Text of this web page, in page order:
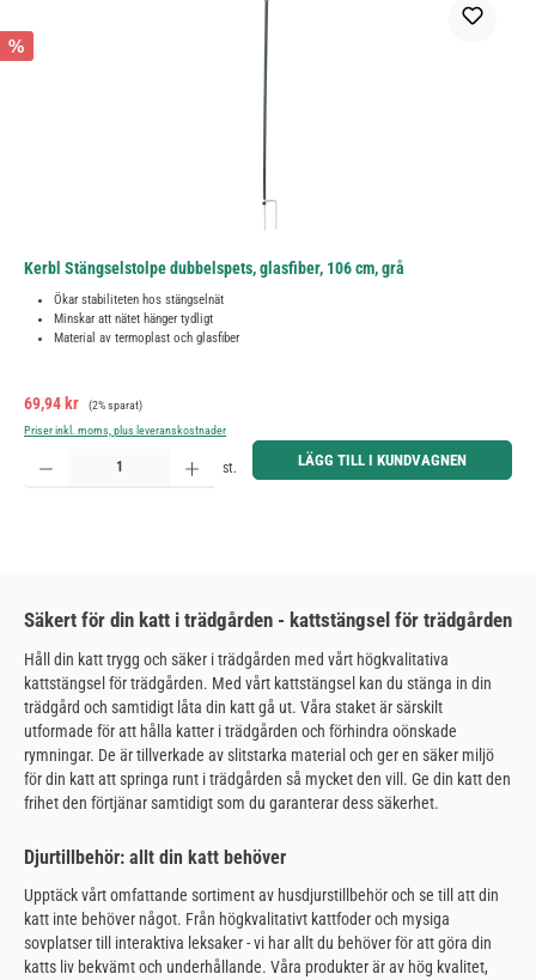
%
Kerbl Stängselstolpe dubbelspets, glasfiber, 106 cm, grå
Ökar stabiliteten hos stängselnät
Minskar att nätet hänger tydligt
Material av termoplast och glasfiber
Försäljningspris:
69,94 kr Ordinarie pris:
(2% sparat)
Priser inkl. moms, plus leveranskostnader
Produktkvantitet: Ange önskat belopp eller använd knapparna för att öka eller minska kvantiteten.
st. LÄGG TILL I KUNDVAGNEN
Säkert för din katt i trädgården - kattstängsel för trädgården
Håll din katt trygg och säker i trädgården med vårt högkvalitativa
kattstängsel för trädgården. Med vårt kattstängsel kan du stänga in din
trädgård och samtidigt låta din katt gå ut. Våra staket är särskilt
utformade för att hålla katter i trädgården och förhindra oönskade
rymningar. De är tillverkade av slitstarka material och ger en säker miljö
för din katt att springa runt i trädgården så mycket den vill. Ge din katt den
frihet den förtjänar samtidigt som du garanterar dess säkerhet.
Djurtillbehör: allt din katt behöver
Upptäck vårt omfattande sortiment av husdjurstillbehör och se till att din
katt inte behöver något. Från högkvalitativt kattfoder och mysiga
sovplatser till interaktiva leksaker - vi har allt du behöver för att göra din
katts liv bekvämt och underhållande. Våra produkter är av hög kvalitet,